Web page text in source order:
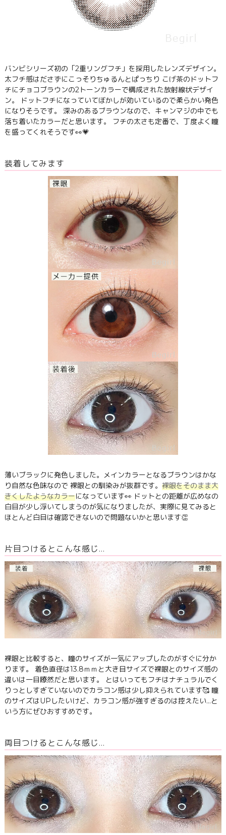
バンビシリーズ初の「2重リングフチ」を採用したレンズデザイン。
太フチ感はださずにこっそりちゅるんとぱっちり こげ茶のドットフ
チにチョコブラウンの2トーンカラーで構成された放射線状デザイ
ン。 ドットフチになっていてぼかしが効いているので柔らかい発色
になりそうです。 深みのあるブラウンなので、キャンマジの中でも
落ち着いたカラーだと思います。 フチの太さも定番で、丁度よく瞳
を盛ってくれそうです👀💗
装着してみます
薄いブラックに発色しました。メインカラーとなるブラウンはかな
り自然な色味なので 裸眼との馴染みが抜群です。 裸眼をそのまま大
きくしたようなカラーになっています👀 ドットとの距離が広めなの
白目が少し浮いてしまうのが気になりましたが、実際に見てみると
ほとんど白目は確認できないので問題ないかと思います👏
片目つけるとこんな感じ…
裸眼と比較すると、瞳のサイズが一気にアップしたのがすぐに分か
ります。 着色直径は13.8ｍｍと大き目サイズで裸眼とのサイズ感の
違いは一目瞭然だと思います。 とはいってもフチはナチュラルでく
りっとしすぎていないのでカラコン感は少し抑えられています🥰 瞳
のサイズはUPしたいけど、カラコン感が強すぎるのは控えたい...と
いう方にぜひおすすめです。
両目つけるとこんな感じ…